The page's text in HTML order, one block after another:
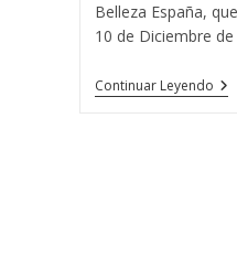
Belleza España,
10 de Diciembre
Continuar LeyendoEl
Rey